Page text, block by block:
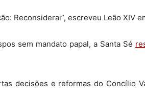
Reconsiderai”, escreveu Leão XIV
sem mandato papal, a Santa Sé
decisões e reformas do Concílio